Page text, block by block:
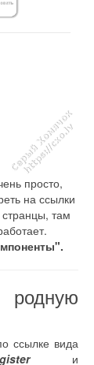
просто,
на ссылки
странцы, там
ссылке вида
и